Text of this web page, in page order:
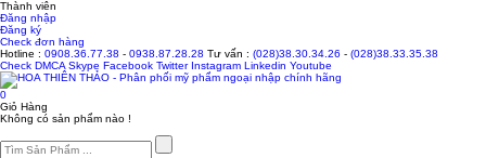
Thành viên
Đăng nhập
Đăng ký
Check đơn hàng
Hotline : 0908.36.77.38 - 0938.87.28.28 Tư vấn : (028)38.30.34.26 - (028)38.33.35.38
Check DMCA Skype Facebook Twitter Instagram Linkedin Youtube
0
Giỏ Hàng
Không có sản phẩm nào !